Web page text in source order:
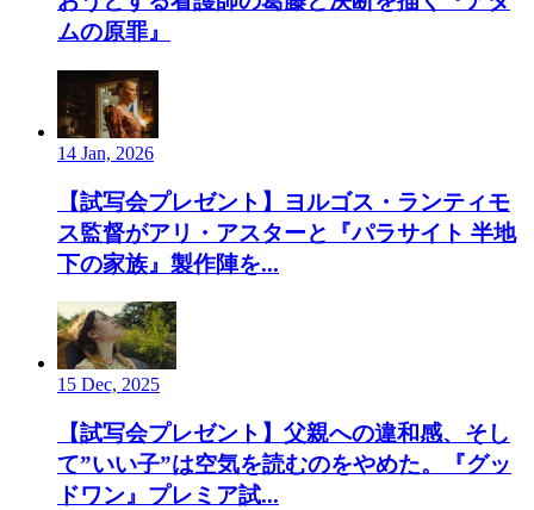
ムの原罪』
14 Jan, 2026
【試写会プレゼント】ヨルゴス・ランティモ
ス監督がアリ・アスターと『パラサイト 半地
下の家族』製作陣を...
15 Dec, 2025
【試写会プレゼント】父親への違和感、そし
て”いい子”は空気を読むのをやめた。『グッ
ドワン』プレミア試...